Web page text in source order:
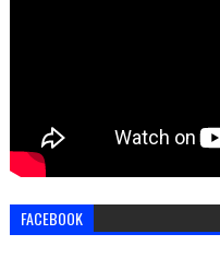
FACEBOOK